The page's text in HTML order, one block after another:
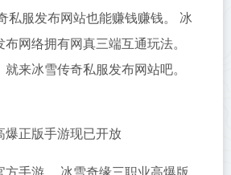
私服发布网站也能赚钱赚钱。 冰
网络拥有网真三端互通玩法。
来冰雪传奇私服发布网站吧。
爆正版手游现已开放
方手游。 冰雪奇缘三职业高爆版